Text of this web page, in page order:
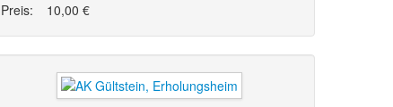
Preis:
10,00 €